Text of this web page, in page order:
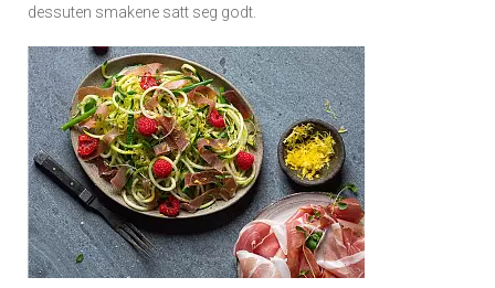
dessuten smakene satt seg godt.